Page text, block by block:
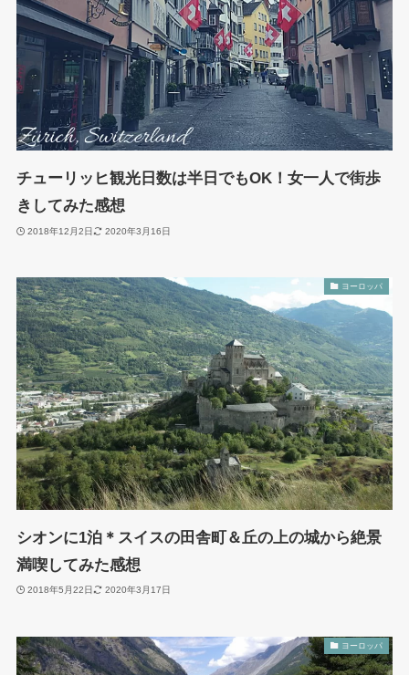
チューリッヒ観光日数は半日でもOK！女一人で街歩
きしてみた感想
2018年12月2日 2020年3月16日
ヨーロッパ
シオンに1泊＊スイスの田舎町＆丘の上の城から絶景
満喫してみた感想
2018年5月22日 2020年3月17日
ヨーロッパ